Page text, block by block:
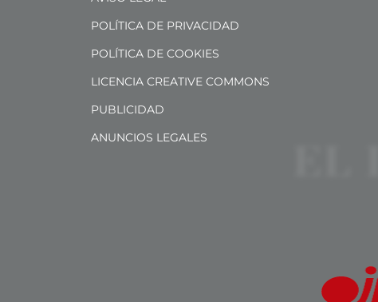
POLÍTICA DE PRIVACIDAD
POLÍTICA DE COOKIES
LICENCIA CREATIVE COMMONS
PUBLICIDAD
ANUNCIOS LEGALES